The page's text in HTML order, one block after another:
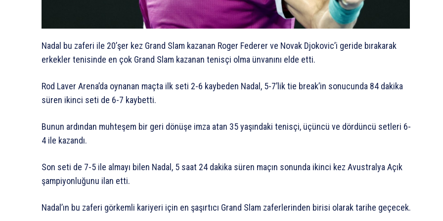
Nadal bu zaferi ile 20’şer kez Grand Slam kazanan Roger Federer ve Novak Djokovic’i geride bırakarak
erkekler tenisinde en çok Grand Slam kazanan tenisçi olma ünvanını elde etti.
Rod Laver Arena’da oynanan maçta ilk seti 2-6 kaybeden Nadal, 5-7’lik tie break’in sonucunda 84 dakika
süren ikinci seti de 6-7 kaybetti.
Bunun ardından muhteşem bir geri dönüşe imza atan 35 yaşındaki tenisçi, üçüncü ve dördüncü setleri 6-
4 ile kazandı.
Son seti de 7-5 ile almayı bilen Nadal, 5 saat 24 dakika süren maçın sonunda ikinci kez Avustralya Açık
şampiyonluğunu ilan etti.
Nadal’ın bu zaferi görkemli kariyeri için en şaşırtıcı Grand Slam zaferlerinden birisi olarak tarihe geçecek.